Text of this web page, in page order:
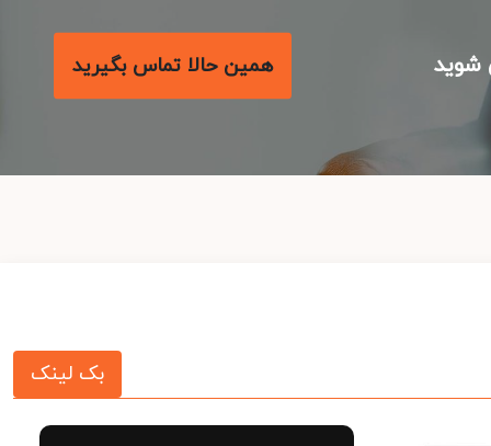
همین حالا تماس بگیرید
بک لینک